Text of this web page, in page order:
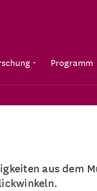
Programm
aus dem